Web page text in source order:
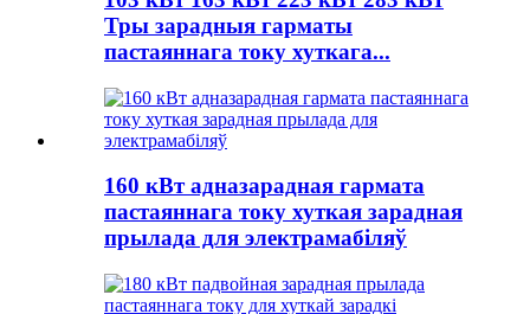
Тры зарадныя гарматы
пастаяннага току хуткага...
160 кВт адназарадная гармата
пастаяннага току хуткая зарадная
прылада для электрамабіляў